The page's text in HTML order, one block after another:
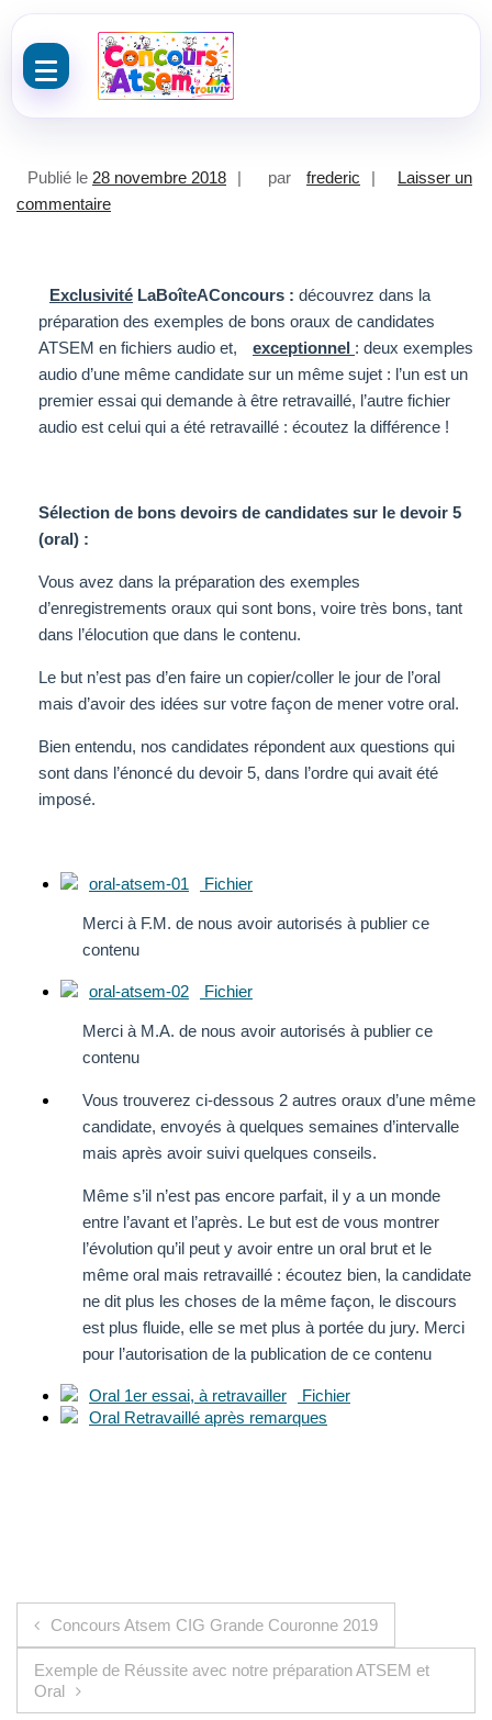
Publié le 28 novembre 2018 par frederic
Laisser un
commentairesur Exclusivité la Boîte A Concours sur l’oral Atsem
Exclusivité LaBoîteAConcours : découvrez dans la
préparation des exemples de bons oraux de candidates
ATSEM en fichiers audio et,
exceptionnel : deux exemples
audio d’une même candidate sur un même sujet : l’un est un
premier essai qui demande à être retravaillé, l’autre fichier
audio est celui qui a été retravaillé : écoutez la différence !
Sélection de bons devoirs de candidates sur le devoir 5
(oral) :
Vous avez dans la préparation des exemples
d’enregistrements oraux qui sont bons, voire très bons, tant
dans l’élocution que dans le contenu.
Le but n’est pas d’en faire un copier/coller le jour de l’oral
mais d’avoir des idées sur votre façon de mener votre oral.
Bien entendu, nos candidates répondent aux questions qui
sont dans l’énoncé du devoir 5, dans l’ordre qui avait été
imposé.
oral-atsem-01 Fichier
Merci à F.M. de nous avoir autorisés à publier ce
contenu
oral-atsem-02 Fichier
Merci à M.A. de nous avoir autorisés à publier ce
contenu
Vous trouverez ci-dessous 2 autres oraux d’une même
candidate, envoyés à quelques semaines d’intervalle
mais après avoir suivi quelques conseils.
Même s’il n’est pas encore parfait, il y a un monde
entre l’avant et l’après. Le but est de vous montrer
l’évolution qu’il peut y avoir entre un oral brut et le
même oral mais retravaillé : écoutez bien, la candidate
ne dit plus les choses de la même façon, le discours
est plus fluide, elle se met plus à portée du jury. Merci
pour l’autorisation de la publication de ce contenu
Oral 1er essai, à retravailler
Fichier
Oral Retravaillé après remarques
Navigation de l’article
Concours Atsem CIG Grande Couronne 2019
Exemple de Réussite avec notre préparation ATSEM et
Oral